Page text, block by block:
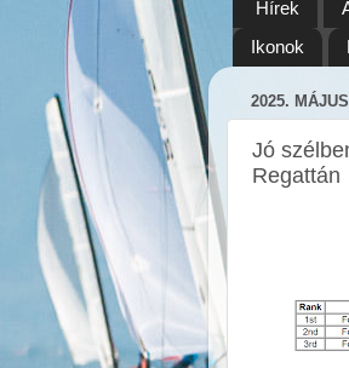
Hírek
Ikonok
2025.
Jó
Regattán